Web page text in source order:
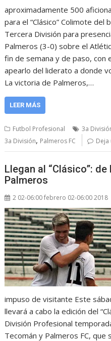
aproximadamente 500
para el “Clásico” Colimote del
Tercera División para
Palmeros (3-0) sobre el
fin de semana y de paso, con
apearlo del liderato a donde
La victoria de Palmeros,…
LEER MÁS
Futbol Profesional 3a
3a División, Palmeros FC
Llegan al “Clásico”:
Palmeros
2 02-06:00 febrero 02-06:00 2018
impuso de visitante Este
llevará a cabo la edición del
División Profesional
Tecomán y Palmeros FC, que